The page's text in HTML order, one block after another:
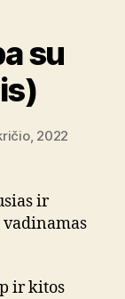
su
2022
ir
vadinamas
ir kitos